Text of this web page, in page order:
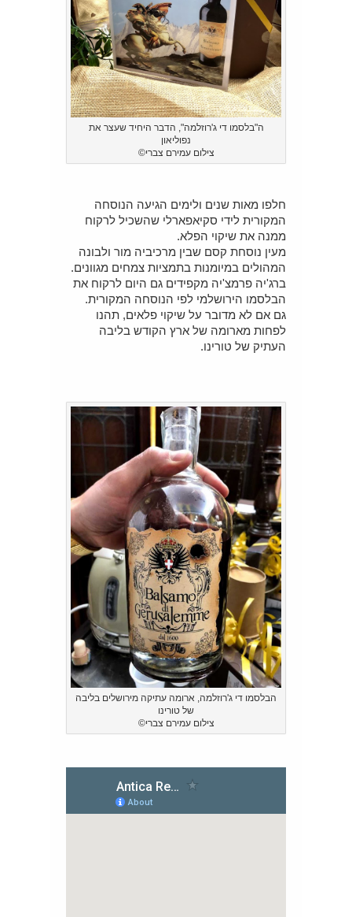
ה"בלסמו די ג'רוזלמה", הדבר היחיד שעצר את
נפוליאון
צילום עמירם צברי©
חלפו מאות שנים ולימים הגיעה הנוסחה
המקורית לידי סקיאפארלי שהשכיל לרקוח
ממנה את שיקוי הפלא.
מעין נוסחת קסם שבין מרכיביה מור ולבונה
המהולים במיומנות בתמציות צמחים מגוונים.
ברג'יה פרמצ'יה מקפידים גם היום לרקוח את
הבלסמו הירושלמי לפי הנוסחה המקורית.
גם אם לא מדובר על שיקוי פלאים, תהנו
לפחות מארומה של ארץ הקודש בליבה
העתיק של טורינו.
הבלסמו די ג'רוזלמה, ארומה עתיקה מירושלים בליבה
של טורינו
צילום עמירם צברי©